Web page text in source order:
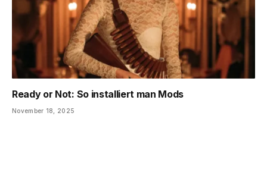
Ready or Not: So installiert man Mods
November 18, 2025